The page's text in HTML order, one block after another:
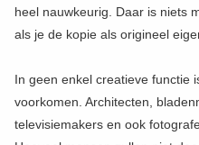
heel nauwkeurig. Daar is niets
als je de kopie als origineel
In geen enkel creatieve functie
voorkomen. Architecten,
televisiemakers en ook